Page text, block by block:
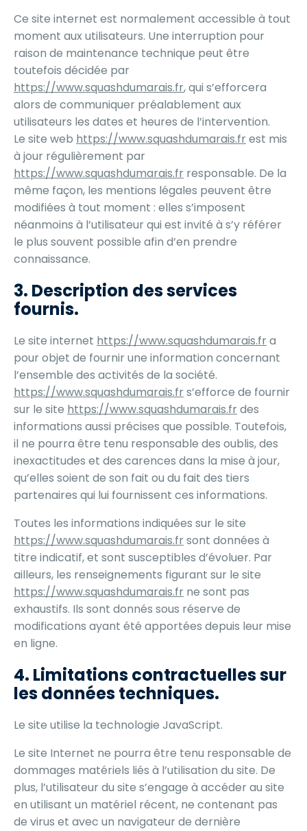
Ce site internet est normalement accessible à tout
moment aux utilisateurs. Une interruption pour
raison de maintenance technique peut être
toutefois décidée par
https://www.squashdumarais.fr, qui s’efforcera
alors de communiquer préalablement aux
utilisateurs les dates et heures de l’intervention.
Le site web https://www.squashdumarais.frest mis
à jour régulièrement par
https://www.squashdumarais.fr responsable. De la
même façon, les mentions légales peuvent être
modifiées à tout moment : elles s’imposent
néanmoins à l’utilisateur qui est invité à s’y référer
le plus souvent possible afin d’en prendre
connaissance.
3. Description des services
fournis.
Le site internet https://www.squashdumarais.fra
pour objet de fournir une information concernant
l’ensemble des activités de la société.
https://www.squashdumarais.frs’efforce de fournir
sur le site https://www.squashdumarais.frdes
informations aussi précises que possible. Toutefois,
il ne pourra être tenu responsable des oublis, des
inexactitudes et des carences dans la mise à jour,
qu’elles soient de son fait ou du fait des tiers
partenaires qui lui fournissent ces informations.
Toutes les informations indiquées sur le site
https://www.squashdumarais.frsont données à
titre indicatif, et sont susceptibles d’évoluer. Par
ailleurs, les renseignements figurant sur le site
https://www.squashdumarais.fr ne sont pas
exhaustifs. Ils sont donnés sous réserve de
modifications ayant été apportées depuis leur mise
en ligne.
4. Limitations contractuelles sur
les données techniques.
Le site utilise la technologie JavaScript.
Le site Internet ne pourra être tenu responsable de
dommages matériels liés à l’utilisation du site. De
plus, l’utilisateur du site s’engage à accéder au site
en utilisant un matériel récent, ne contenant pas
de virus et avec un navigateur de dernière